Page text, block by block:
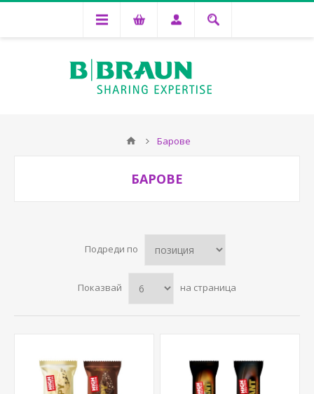
Барове
БАРОВЕ
Подреди по
Показвай на страница